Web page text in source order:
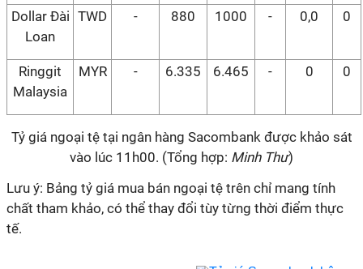
Dollar Đài
Loan
TWD - 880 1000 - 0,0 0
Ringgit
Malaysia
MYR - 6.335 6.465 - 0 0
Tỷ giá ngoại tệ tại ngân hàng Sacombank được khảo sát
vào lúc 11h00. (Tổng hợp: Minh Thư)
Lưu ý: Bảng tỷ giá mua bán ngoại tệ trên chỉ mang tính
chất tham khảo, có thể thay đổi tùy từng thời điểm thực
tế.